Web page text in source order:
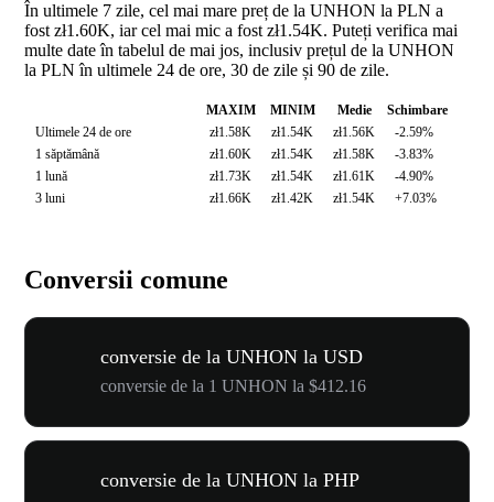
În ultimele 7 zile, cel mai mare preț de la UNHON la PLN a
fost zł1.60K, iar cel mai mic a fost zł1.54K. Puteți verifica mai
multe date în tabelul de mai jos, inclusiv prețul de la UNHON
la PLN în ultimele 24 de ore, 30 de zile și 90 de zile.
MAXIM MINIM Medie
Schimbare
Ultimele 24 de ore
zł1.58K zł1.54K zł1.56K
-2.59%
1 săptămână
zł1.60K zł1.54K zł1.58K
-3.83%
1 lună
zł1.73K zł1.54K zł1.61K
-4.90%
3 luni
zł1.66K zł1.42K zł1.54K +7.03%
Conversii comune
conversie de la UNHON la USD
conversie de la 1 UNHON la $412.16
conversie de la UNHON la PHP